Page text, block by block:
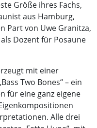
Größe ihres Fachs,
aus Hamburg,
Part von Uwe Granitza,
Dozent für Posaune
mit einer
Two Bones“ – ein
für eine ganz eigene
Alle drei